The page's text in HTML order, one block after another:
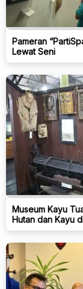
Pameran
Lewat Seni
Museum Kayu
Hutan dan Kayu